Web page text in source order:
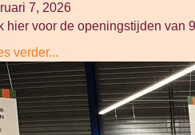
7, 2026
hier voor de openingstijden van
verder...